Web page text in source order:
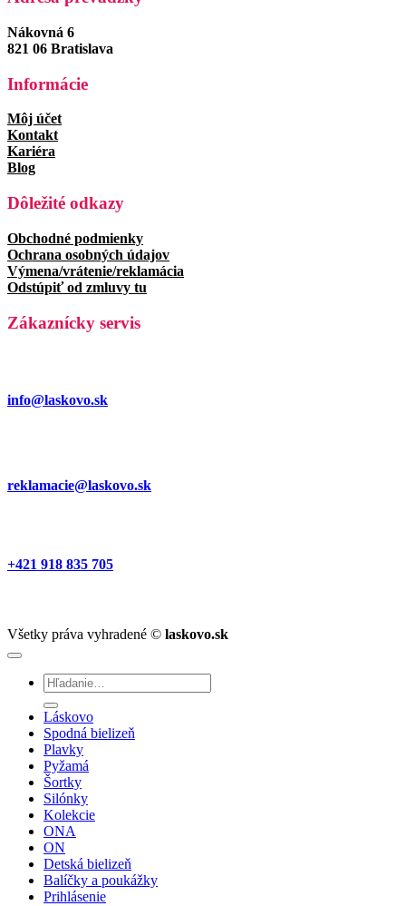
Nákovná 6
821 06 Bratislava
Informácie
Môj účet
Kontakt
Kariéra
Blog
Dôležité odkazy
Obchodné podmienky
Ochrana osobných údajov
Výmena/vrátenie/reklamácia
Odstúpiť od zmluvy tu
Zákaznícky servis
info@laskovo.sk
reklamacie@laskovo.sk
+421 918 835 705
Všetky práva vyhradené © laskovo.sk
Hľadať:
Láskovo
Spodná bielizeň
Plavky
Pyžamá
Šortky
Silónky
Kolekcie
ONA
ON
Detská bielizeň
Balíčky a poukážky
Prihlásenie